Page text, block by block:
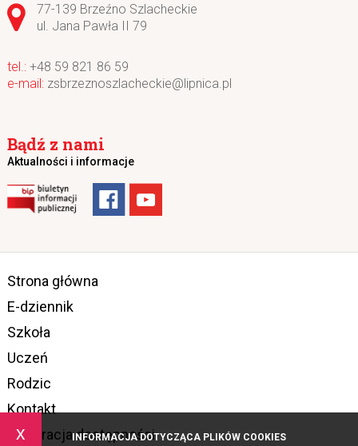
x INFORMACJA DOTYCZĄCA PLIKÓW COOKIES
Adres pocztowy:
77-139 Brzeźno Szlacheckie
ul. Jana Pawła II 79
+48 59 821 86 59
zsbrzeznoszlacheckie@lipnica.pl
Bądź z nami
Aktualności i informacje
Strona główna
E-dziennik
Szkoła
Uczeń
Rodzic
Kontakt
Deklaracja dostępności